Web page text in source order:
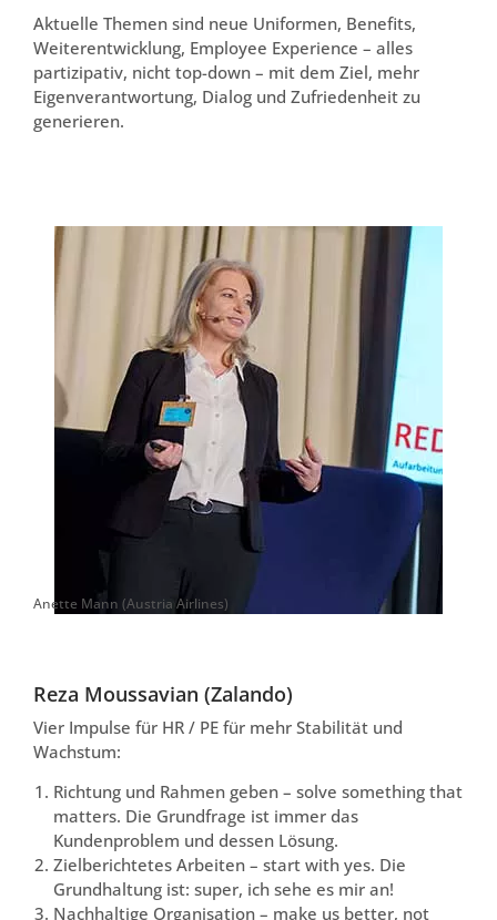
Aktuelle Themen sind neue Uniformen, Benefits,
Weiterentwicklung, Employee Experience – alles
partizipativ, nicht top-down – mit dem Ziel, mehr
Eigenverantwortung, Dialog und Zufriedenheit zu
generieren.
Anette Mann (Austria Airlines)
Reza Moussavian (Zalando)
Vier Impulse für HR / PE für mehr Stabilität und
Wachstum:
Richtung und Rahmen geben – solve something that
matters. Die Grundfrage ist immer das
Kundenproblem und dessen Lösung.
Zielberichtetes Arbeiten – start with yes. Die
Grundhaltung ist: super, ich sehe es mir an!
Nachhaltige Organisation – make us better, not